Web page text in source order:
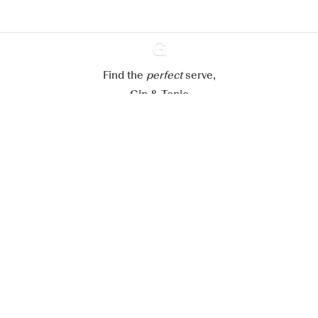
Ginventory
Find the perfectserve,
Gin & Tonic
Alle Cookies akzeptieren